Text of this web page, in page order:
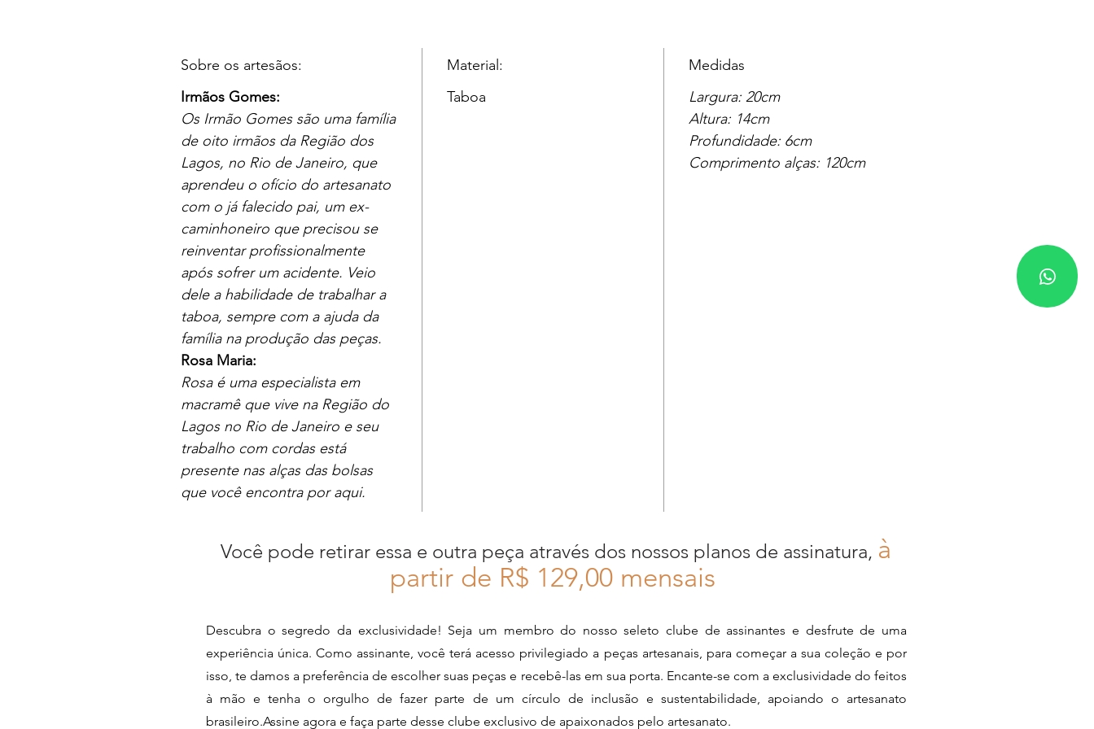
Sobre os artesãos:
Irmãos Gomes:
Os Irmão Gomes são uma família
de oito irmãos da Região dos
Lagos, no Rio de Janeiro, que
aprendeu o ofício do artesanato
com o já falecido pai, um ex-
caminhoneiro que precisou se
reinventar profissionalmente
após sofrer um acidente. Veio
dele a habilidade de trabalhar a
taboa, sempre com a ajuda da
família na produção das peças.
Rosa Maria:
Rosa é uma especialista em
macramê que vive na Região do
Lagos no Rio de Janeiro e seu
trabalho com cordas está
presente nas alças das bolsas
que você encontra por aqui.
Material:
Taboa
Medidas
Largura: 20cm
Altura: 14cm
Profundidade: 6cm
Comprimento alças: 120cm
Você pode retirar essa e outra peça através dos nossos planos de assinatura, à
partir de R$ 129,00 mensais
Descubra o segredo da exclusividade! Seja um membro do nosso seleto clube de assinantes e desfrute de uma
experiência única. Como assinante, você terá acesso privilegiado a peças artesanais, para começar a sua coleção e por
isso, te damos a preferência de escolher suas peças e recebê-las em sua porta. Encante-se com a exclusividade do feitos
à mão e tenha o orgulho de fazer parte de um círculo de inclusão e sustentabilidade, apoiando o artesanato
brasileiro.Assine agora e faça parte desse clube exclusivo de apaixonados pelo artesanato.